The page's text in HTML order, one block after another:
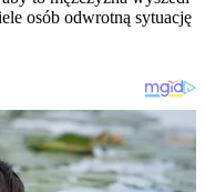
osób odwrotną sytuację